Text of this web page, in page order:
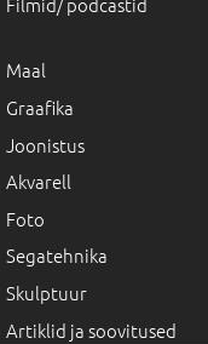
Maal
Graafika
Joonistus
Akvarell
Foto
Segatehnika
Skulptuur
Artiklid ja soovitused